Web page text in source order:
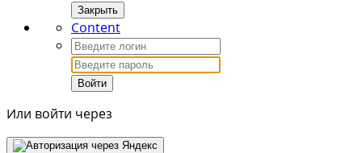
Закрыть
Content
Войти
Или войти через